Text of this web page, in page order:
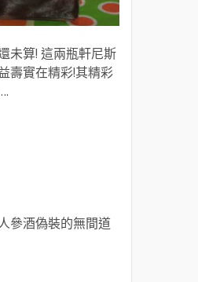
未算! 這兩瓶軒尼斯
壽實在精彩!其精彩
參酒偽裝的無間道